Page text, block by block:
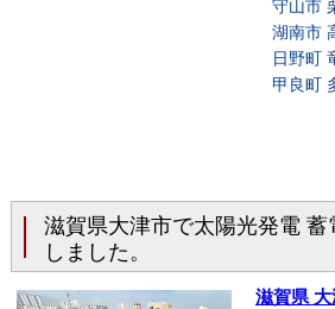
守山市
湖南市
日野町
甲良町
滋賀県大津市で太陽光発電
しました。
滋賀県